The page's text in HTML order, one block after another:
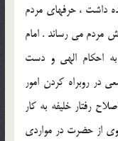
داشت ، حرفهاي مردم
مردم مي رساند . امام
احكام الهي و دست
در روبراه كردن امور
رفتار خليفه به كار
از حضرت در مواردي